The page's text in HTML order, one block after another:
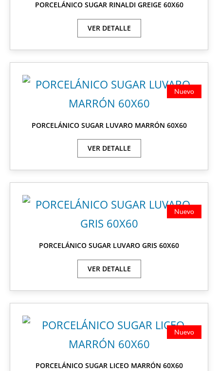
PORCELÁNICO SUGAR RINALDI GREIGE 60X60
VER DETALLE
Nuevo
PORCELÁNICO SUGAR LUVARO MARRÓN 60X60
VER DETALLE
Nuevo
PORCELÁNICO SUGAR LUVARO GRIS 60X60
VER DETALLE
Nuevo
PORCELÁNICO SUGAR LICEO MARRÓN 60X60